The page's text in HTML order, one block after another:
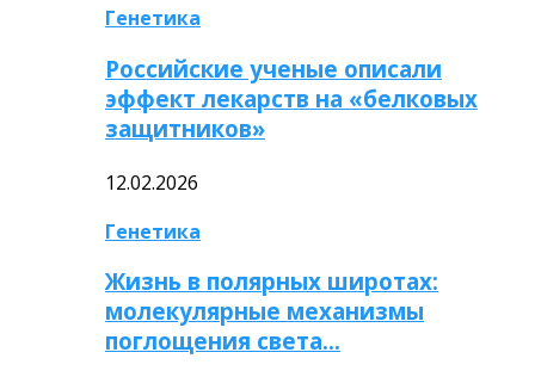
Генетика
Российские ученые описали
эффект лекарств на «белковых
защитников»
12.02.2026
Генетика
Жизнь в полярных широтах:
молекулярные механизмы
поглощения света…